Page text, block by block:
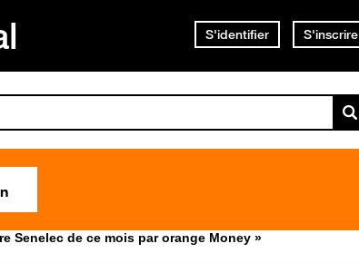
S'identifier S'inscrire
Senelec de ce mois par orange Money »